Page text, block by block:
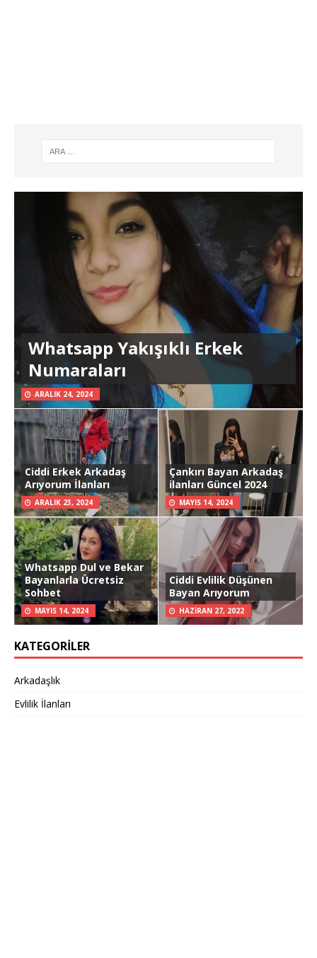
Whatsapp Yakışıklı Erkek
Numaraları
ARALIK 24, 2024
Ciddi Erkek Arkadaş
Arıyorum İlanları
ARALIK 23, 2024
Çankırı Bayan Arkadaş
ilanları Güncel 2024
MAYIS 14, 2024
Whatsapp Dul ve Bekar
Bayanlarla Ücretsiz
Sohbet
MAYIS 14, 2024
Ciddi Evlilik Düşünen
Bayan Arıyorum
HAZIRAN 27, 2022
KATEGORILER
Arkadaşlık
Evlilik İlanları